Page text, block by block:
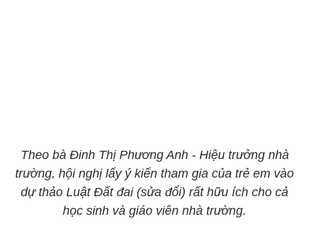
Theo bà Đinh Thị Phương Anh - Hiệu trưởng nhà
trường, hội nghị lấy ý kiến tham gia của trẻ em vào
dự thảo Luật Đất đai (sửa đổi) rất hữu ích cho cả
học sinh và giáo viên nhà trường.